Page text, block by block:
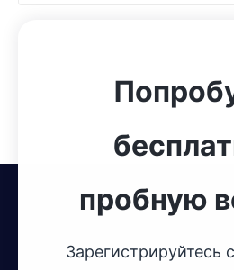
пробную
Зарегистрируйтесь